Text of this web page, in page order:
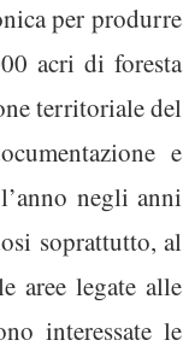
per produrre
acri di foresta
territoriale del
e
negli anni
soprattutto, al
aree legate alle
interessate le